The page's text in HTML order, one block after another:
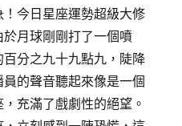
今日星座運勢超級大修
月球剛剛打了一個噴
分之九十九點九，陡降
的聲音聽起來像是一個
充滿了戲劇性的絕望。